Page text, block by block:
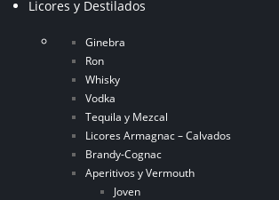
Licores y Destilados
Ginebra
Ron
Whisky
Vodka
Tequila y Mezcal
Licores Armagnac – Calvados
Brandy-Cognac
Aperitivos y Vermouth
Joven